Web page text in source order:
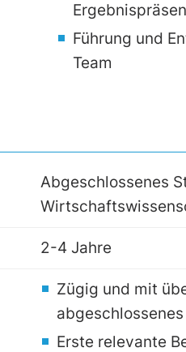
Führung und
Team
Abgeschlossenes
2-4 Jahre
Zügig und mit
Erste relevante